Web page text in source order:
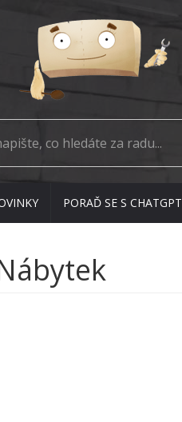
PORAĎ SE S CHATGPT